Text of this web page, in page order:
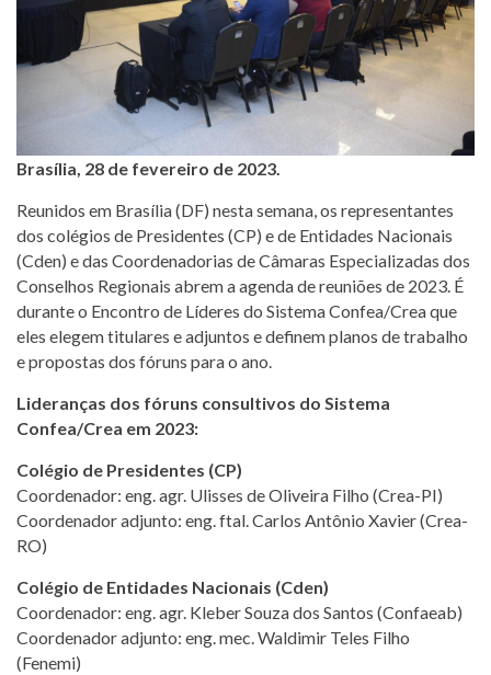
Brasília, 28 de fevereiro de 2023.
Reunidos em Brasília (DF) nesta semana, os representantes
dos colégios de Presidentes (CP) e de Entidades Nacionais
(Cden) e das Coordenadorias de Câmaras Especializadas dos
Conselhos Regionais abrem a agenda de reuniões de 2023. É
durante o Encontro de Líderes do Sistema Confea/Crea que
eles elegem titulares e adjuntos e definem planos de trabalho
e propostas dos fóruns para o ano.
Lideranças dos fóruns consultivos do Sistema
Confea/Crea em 2023:
Colégio de Presidentes (CP)
Coordenador: eng. agr. Ulisses de Oliveira Filho (Crea-PI)
Coordenador adjunto: eng. ftal. Carlos Antônio Xavier (Crea-
RO)
Colégio de Entidades Nacionais (Cden)
Coordenador: eng. agr. Kleber Souza dos Santos (Confaeab)
Coordenador adjunto: eng. mec. Waldimir Teles Filho
(Fenemi)